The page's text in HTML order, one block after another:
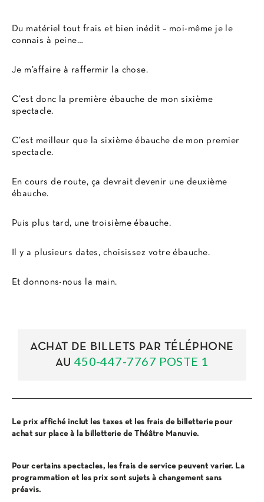
Du matériel tout frais et bien inédit – moi-même je le
connais à peine…
Je m’affaire à raffermir la chose.
C’est donc la première ébauche de mon sixième
spectacle.
C’est meilleur que la sixième ébauche de mon premier
spectacle.
En cours de route, ça devrait devenir une deuxième
ébauche.
Puis plus tard, une troisième ébauche.
Il y a plusieurs dates, choisissez votre ébauche.
Et donnons-nous la main.
ACHAT DE BILLETS PAR TÉLÉPHONE
AU 450-447-7767 POSTE 1
Le prix affiché inclut les taxes et les frais de billetterie pour
achat sur place à la billetterie de Théâtre Manuvie.
Pour certains spectacles, les frais de service peuvent varier. La
programmation et les prix sont sujets à changement sans
préavis.